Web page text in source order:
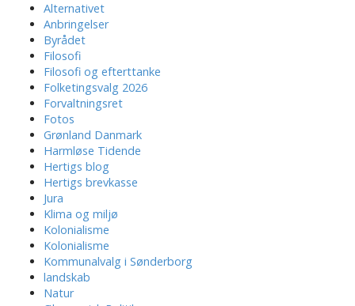
Alternativet
Anbringelser
Byrådet
Filosofi
Filosofi og efterttanke
Folketingsvalg 2026
Forvaltningsret
Fotos
Grønland Danmark
Harmløse Tidende
Hertigs blog
Hertigs brevkasse
Jura
Klima og miljø
Kolonialisme
Kolonialisme
Kommunalvalg i Sønderborg
landskab
Natur